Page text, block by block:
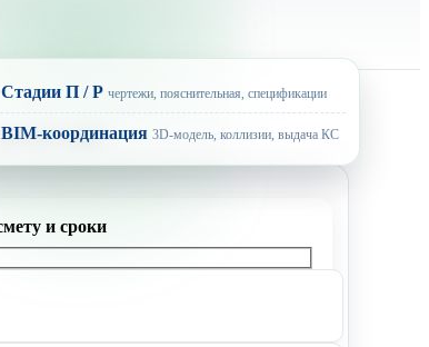
Стадии П / Р чертежи, пояснительная, спецификации
BIM-координация 3D-модель, коллизии, выдача КС